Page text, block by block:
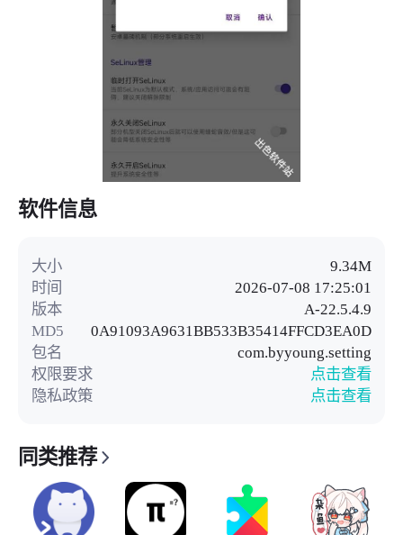
软件信息
大小
9.34M
时间
2026-07-08 17:25:01
版本
A-22.5.4.9
MD5
0A91093A9631BB533B35414FFCD3EA0D
包名
com.byyoung.setting
权限要求
点击查看
隐私政策
点击查看
同类推荐